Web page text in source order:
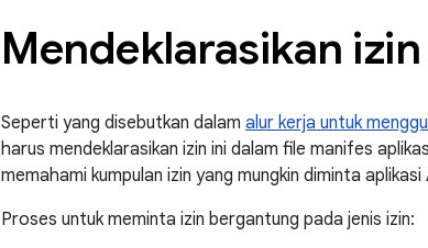
Mendeklarasikan
Seperti yang disebutkan dalam alur kerja untuk
harus mendeklarasikan izin ini dalam file manifes
memahami kumpulan izin yang mungkin diminta aplikasi
Proses untuk meminta izin bergantung pada jenis izin: